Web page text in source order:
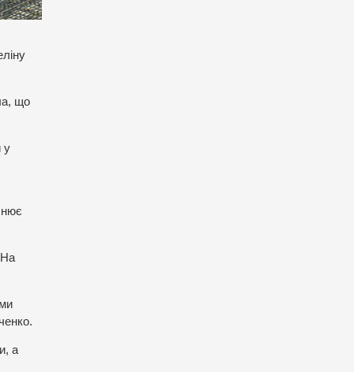
що
у
На
а